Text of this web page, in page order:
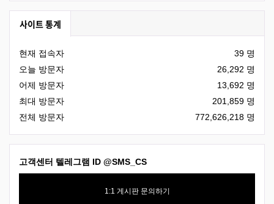
사이트 통계
현재 접속자
39 명
오늘 방문자
26,292 명
어제 방문자
13,692 명
최대 방문자
201,859 명
전체 방문자
772,626,218 명
고객센터 텔레그램 ID @SMS_CS
1:1 게시판 문의하기